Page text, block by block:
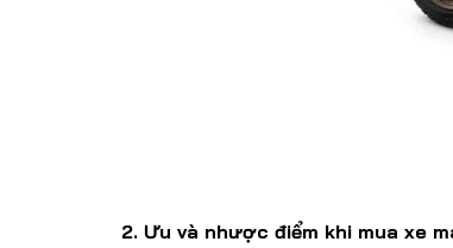
2. Ưu và nhược điểm khi mua xe